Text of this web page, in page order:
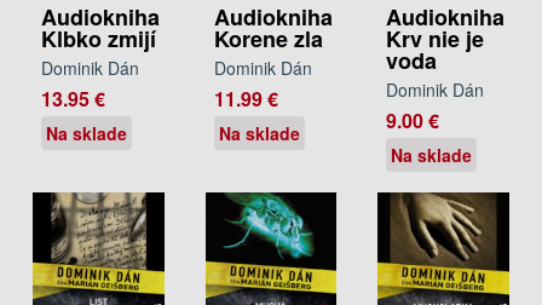
Audiokniha
Klbko zmijí
Dominik Dán
13.95 €
Na sklade
Audiokniha
Korene zla
Dominik Dán
11.99 €
Na sklade
Audiokniha
Krv nie je
voda
Dominik Dán
9.00 €
Na sklade